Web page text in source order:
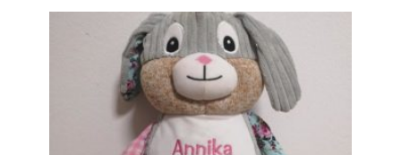
wishlist